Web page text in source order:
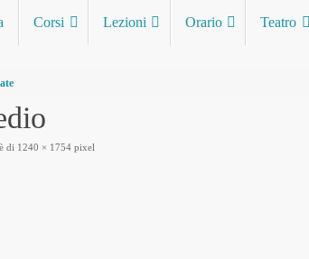
Corsi Lezioni Orario Teatro
di 1240 × 1754pixel